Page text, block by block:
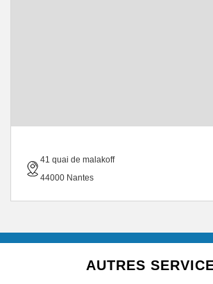
41 quai de malakoff
44000 Nantes
AUTRES